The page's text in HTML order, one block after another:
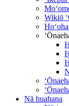
Wikiō
Nā huahana